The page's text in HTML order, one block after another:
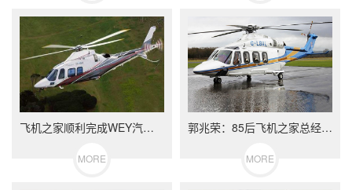
飞机之家顺利完成WEY汽车包机团建飞行
MORE
郭兆荣：85后飞机之家总经理的创业之路运营8架直升机
MORE